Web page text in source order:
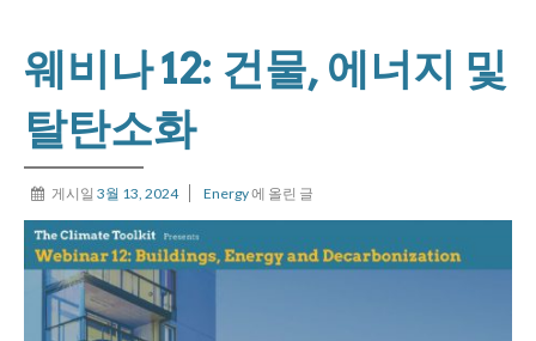
웨비나 12: 건물, 에너지 및
탈탄소화
게시일 3월 13, 2024 Energy에 올린 글